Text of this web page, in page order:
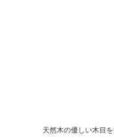
天然木の優しい木目